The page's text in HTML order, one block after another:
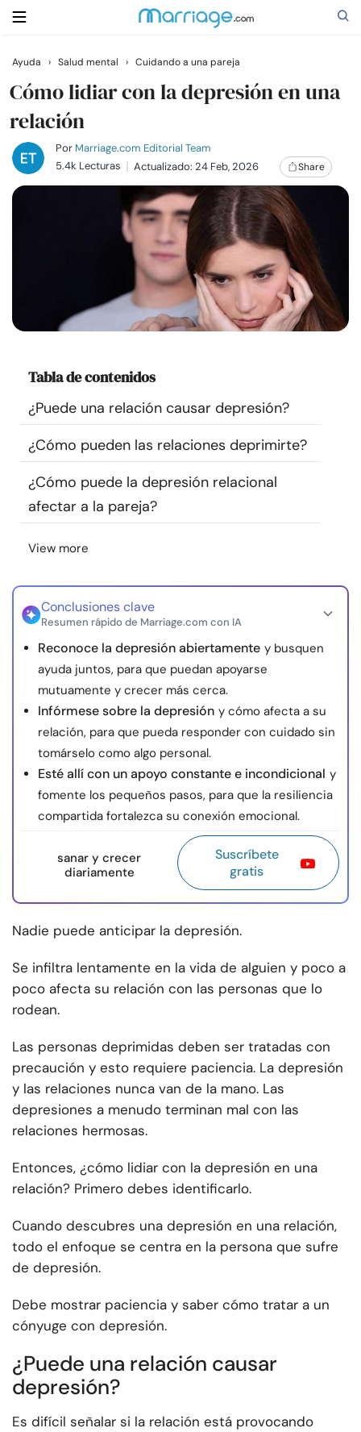
Buscar
Casarse
Relaciones
Cursos
Recursos
Comunidad
Idioma
nosotros
© Copyright 2026. Todos los derechos reservados.
Ayuda › Salud mental › Cuidando a una pareja
Cómo lidiar con la depresión en una
relación
Por Marriage.com Editorial Team
5.4k Lecturas
Actualizado: 24 Feb, 2026 Share
Tabla de contenidos
¿Puede una relación causar depresión?
¿Cómo pueden las relaciones deprimirte?
¿Cómo puede la depresión relacional
afectar a la pareja?
View more
Conclusiones clave
Resumen rápido de Marriage.com con IA
Reconoce la depresión abiertamente y busquen
ayuda juntos, para que puedan apoyarse
mutuamente y crecer más cerca.
Infórmese sobre la depresión y cómo afecta a su
relación, para que pueda responder con cuidado sin
tomárselo como algo personal.
Esté allí con un apoyo constante e incondicional y
fomente los pequeños pasos, para que la resiliencia
compartida fortalezca su conexión emocional.
sanar y crecer
diariamente
Suscríbete
gratis
Nadie puede anticipar la depresión.
Se infiltra lentamente en la vida de alguien y poco a
poco afecta su relación con las personas que lo
rodean.
Las personas deprimidas deben ser tratadas con
precaución y esto requiere paciencia. La depresión
y las relaciones nunca van de la mano. Las
depresiones a menudo terminan mal con las
relaciones hermosas.
Entonces, ¿cómo lidiar con la depresión en una
relación? Primero debes identificarlo.
Cuando descubres una depresión en una relación,
todo el enfoque se centra en la persona que sufre
de depresión.
Debe mostrar paciencia y saber cómo tratar a un
cónyuge con depresión.
¿Puede una relación causar
depresión?
Es difícil señalar si la relación está provocando